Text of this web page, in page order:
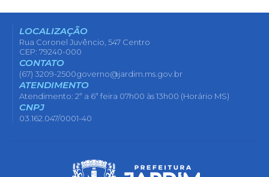
LOCALIZAÇÃO
Rua Coronel Juvêncio, 547 Centro
CEP: 79240-000
CONTATO
(67) 3209-2500governo@jardim.ms.gov.br
ATENDIMENTO
Atendimento: 2ª a 6ª feira 07h00 às 13h00 (Horário MS)
CNPJ
03.162.047/0001-40